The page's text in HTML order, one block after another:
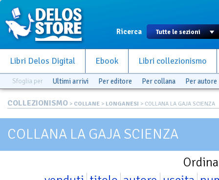
Ricerca
Libri Delos Digital Ebook Libri collezionismo
Sfoglia per Ultimi arrivi Per editore Per collana Per autore
COLLEZIONISMO > COLLANE > LONGANESI > COLLANA LA GAJA SCIENZA
COLLANA LA GAJA SCIENZA